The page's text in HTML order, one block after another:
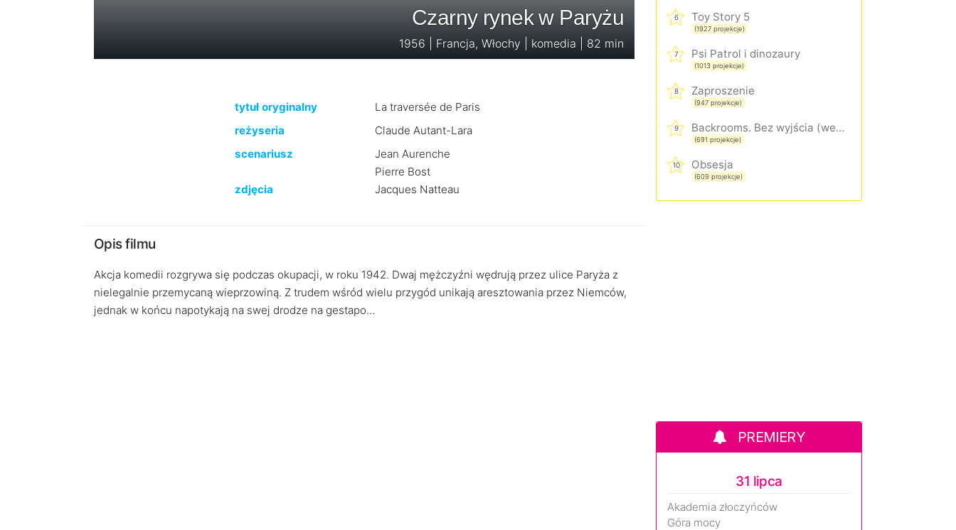
Czarny rynek w Paryżu
1956 | Francja, Włochy | komedia | 82 min
tytuł oryginalny
La traversée de Paris
reżyseria
Claude Autant-Lara
scenariusz
Jean Aurenche
Pierre Bost
zdjęcia
Jacques Natteau
Opis filmu
Akcja komedii rozgrywa się podczas okupacji, w roku 1942. Dwaj mężczyźni wędrują przez ulice Paryża z
nielegalnie przemycaną wieprzowiną. Z trudem wśród wielu przygód unikają aresztowania przez Niemców,
jednak w końcu napotykają na swej drodze na gestapo…
6 Toy Story 5
(1927 projekcje)
7 Psi Patrol i dinozaury
(1013 projekcje)
8 Zaproszenie
(947 projekcje)
9 Backrooms. Bez wyjścia (wersja rozszerzona)
(691 projekcje)
10 Obsesja
(609 projekcje)
PREMIERY
31 lipca
Akademia złoczyńców
Góra mocy